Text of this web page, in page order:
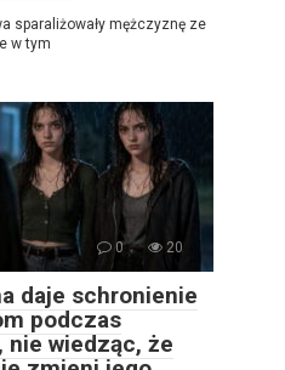
sparaliżowały mężczyznę ze
w tym
0 20
daje schronienie
podczas
wiedząc, że